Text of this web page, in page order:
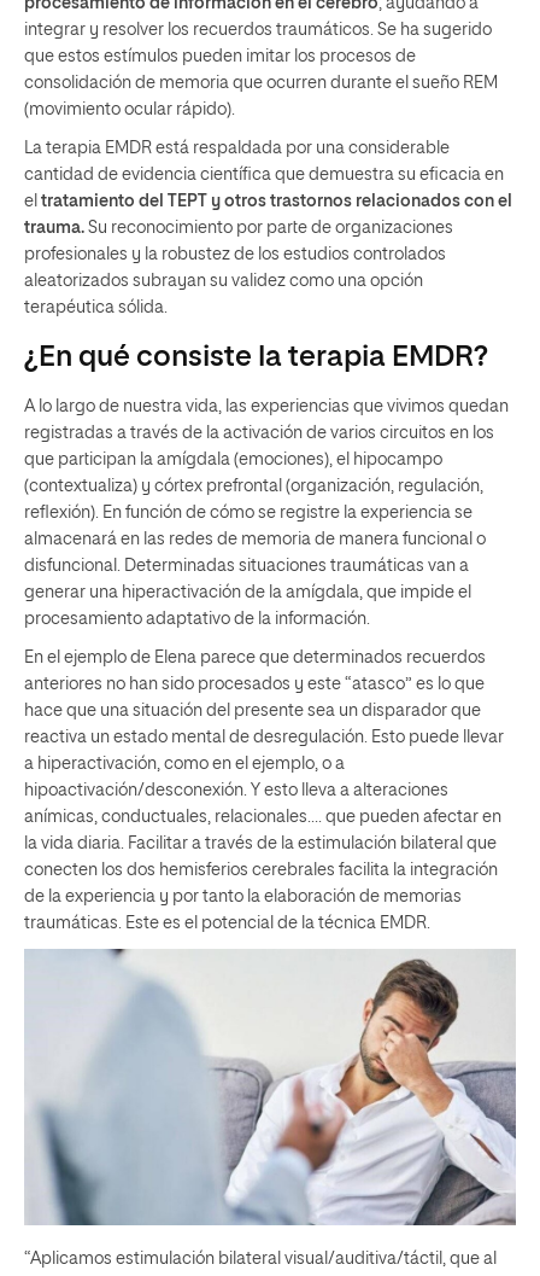
procesamiento de información en el cerebro, ayudando a
integrar y resolver los recuerdos traumáticos. Se ha sugerido
que estos estímulos pueden imitar los procesos de
consolidación de memoria que ocurren durante el sueño REM
(movimiento ocular rápido).
La terapia EMDR está respaldada por una considerable
cantidad de evidencia científica que demuestra su eficacia en
el tratamiento del TEPT y otros trastornos relacionados con el
trauma. Su reconocimiento por parte de organizaciones
profesionales y la robustez de los estudios controlados
aleatorizados subrayan su validez como una opción
terapéutica sólida.
¿En qué consiste la terapia EMDR?
A lo largo de nuestra vida, las experiencias que vivimos quedan
registradas a través de la activación de varios circuitos en los
que participan la amígdala (emociones), el hipocampo
(contextualiza) y córtex prefrontal (organización, regulación,
reflexión). En función de cómo se registre la experiencia se
almacenará en las redes de memoria de manera funcional o
disfuncional. Determinadas situaciones traumáticas van a
generar una hiperactivación de la amígdala, que impide el
procesamiento adaptativo de la información.
En el ejemplo de Elena parece que determinados recuerdos
anteriores no han sido procesados y este “atasco” es lo que
hace que una situación del presente sea un disparador que
reactiva un estado mental de desregulación. Esto puede llevar
a hiperactivación, como en el ejemplo, o a
hipoactivación/desconexión. Y esto lleva a alteraciones
anímicas, conductuales, relacionales…. que pueden afectar en
la vida diaria. Facilitar a través de la estimulación bilateral que
conecten los dos hemisferios cerebrales facilita la integración
de la experiencia y por tanto la elaboración de memorias
traumáticas. Este es el potencial de la técnica EMDR.
“Aplicamos estimulación bilateral visual/auditiva/táctil, que al